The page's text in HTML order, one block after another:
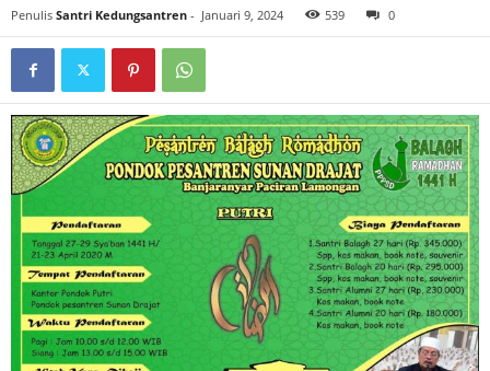
Penulis Santri Kedungsantren - Januari 9, 2024 539 0